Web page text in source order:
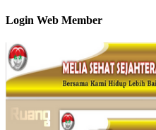
Login Web Member